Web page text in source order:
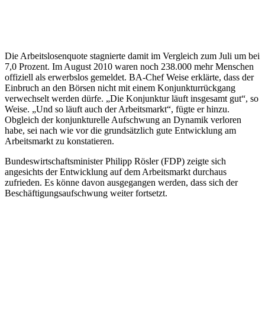
Die Arbeitslosenquote stagnierte damit im Vergleich zum Juli um bei
7,0 Prozent. Im August 2010 waren noch 238.000 mehr Menschen
offiziell als erwerbslos gemeldet. BA-Chef Weise erklärte, dass der
Einbruch an den Börsen nicht mit einem Konjunkturrückgang
verwechselt werden dürfe. „Die Konjunktur läuft insgesamt gut“, so
Weise. „Und so läuft auch der Arbeitsmarkt“, fügte er hinzu.
Obgleich der konjunkturelle Aufschwung an Dynamik verloren
habe, sei nach wie vor die grundsätzlich gute Entwicklung am
Arbeitsmarkt zu konstatieren.
Bundeswirtschaftsminister Philipp Rösler (FDP) zeigte sich
angesichts der Entwicklung auf dem Arbeitsmarkt durchaus
zufrieden. Es könne davon ausgegangen werden, dass sich der
Beschäftigungsaufschwung weiter fortsetzt.